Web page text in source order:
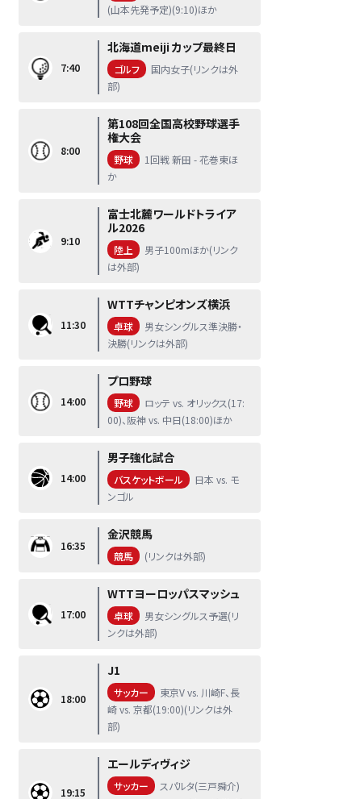
(山本先発予定)(9:10)ほか
7:40
北海道meiji カップ最終日
ゴルフ
国内女子(リンクは外
部)
8:00
第108回全国高校野球選手
権大会
野球
1回戦 新田 - 花巻東ほ
か
9:10
富士北麓ワールドトライア
ル2026
陸上
男子100mほか(リンク
は外部)
11:30
WTTチャンピオンズ横浜
卓球
男女シングルス準決勝・
決勝(リンクは外部)
14:00
プロ野球
野球
ロッテ vs. オリックス(17:
00)、阪神 vs. 中日(18:00)ほか
14:00
男子強化試合
バスケットボール
日本 vs. モ
ンゴル
16:35
金沢競馬
競馬 (リンクは外部)
17:00
WTTヨーロッパスマッシュ
卓球
男女シングルス予選(リ
ンクは外部)
18:00
J1
サッカー
東京V vs. 川崎F、長
崎 vs. 京都(19:00)(リンクは外
部)
19:15
エールディヴィジ
サッカー
スパルタ(三戸舜介)